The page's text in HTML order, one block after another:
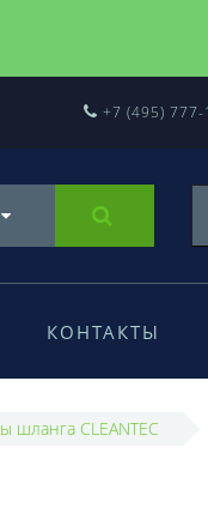
+7 (495)
КОНТАКТЫ
шланга CLEANTEC